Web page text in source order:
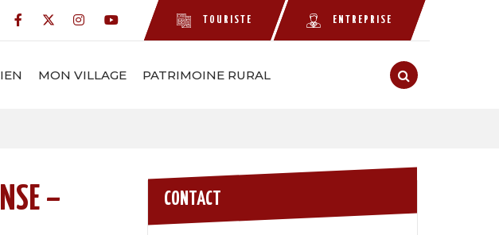
Lien vers le compte Facebook
Lien vers le compte Twitter
Lien vers le compte Instagram
Lien vers la chaîne Youtube
TOURISTE ENTREPRISE
MON VILLAGE PATRIMOINE RURAL RECHERCHE
–
CONTACT